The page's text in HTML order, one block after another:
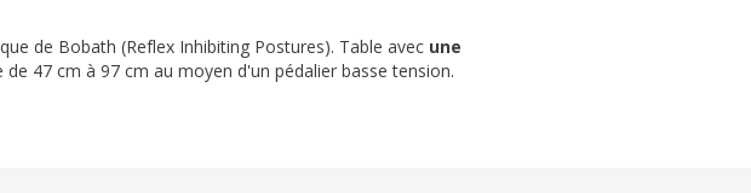
de Bobath (Reflex Inhibiting Postures). Table avecune
47 cm à 97 cm au moyen d'un pédalier basse tension.